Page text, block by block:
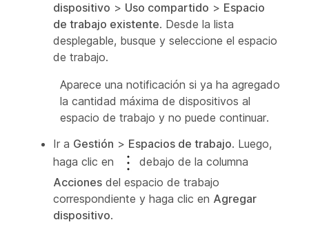
dispositivo > Uso compartido > Espacio
de trabajo existente. Desde la lista
desplegable, busque y seleccione el espacio
de trabajo.
Aparece una notificación si ya ha agregado
la cantidad máxima de dispositivos al
espacio de trabajo y no puede continuar.
Ir a Gestión > Espacios de trabajo. Luego,
haga clic en
debajo de la columna
Acciones del espacio de trabajo
correspondiente y haga clic en Agregar
dispositivo.